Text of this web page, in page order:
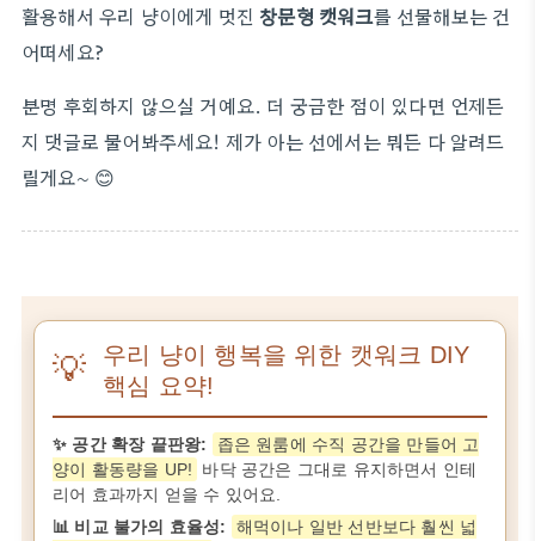
활용해서 우리 냥이에게 멋진 창문형 캣워크를 선물해보는 건
어떠세요?
분명 후회하지 않으실 거예요. 더 궁금한 점이 있다면 언제든
지 댓글로 물어봐주세요! 제가 아는 선에서는 뭐든 다 알려드
릴게요~ 😊
💡
우리 냥이 행복을 위한 캣워크 DIY
핵심 요약!
✨ 공간 확장 끝판왕:
좁은 원룸에 수직 공간을 만들어 고
양이 활동량을 UP!
바닥 공간은 그대로 유지하면서 인테
리어 효과까지 얻을 수 있어요.
📊 비교 불가의 효율성:
해먹이나 일반 선반보다 훨씬 넓